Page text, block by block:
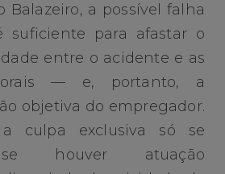
Balazeiro, a possível falha
suficiente para afastar o
entre o acidente e as
— e, portanto, a
objetiva do empregador.
culpa exclusiva só se
se houver atuação